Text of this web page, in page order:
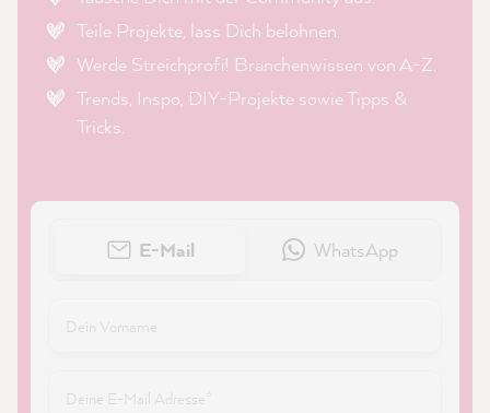
Teile Projekte, lass Dich belohnen.
Werde Streichprofi! Branchenwissen von A-Z.
Trends, Inspo, DIY-Projekte sowie Tipps &
Tricks.
E-Mail WhatsApp